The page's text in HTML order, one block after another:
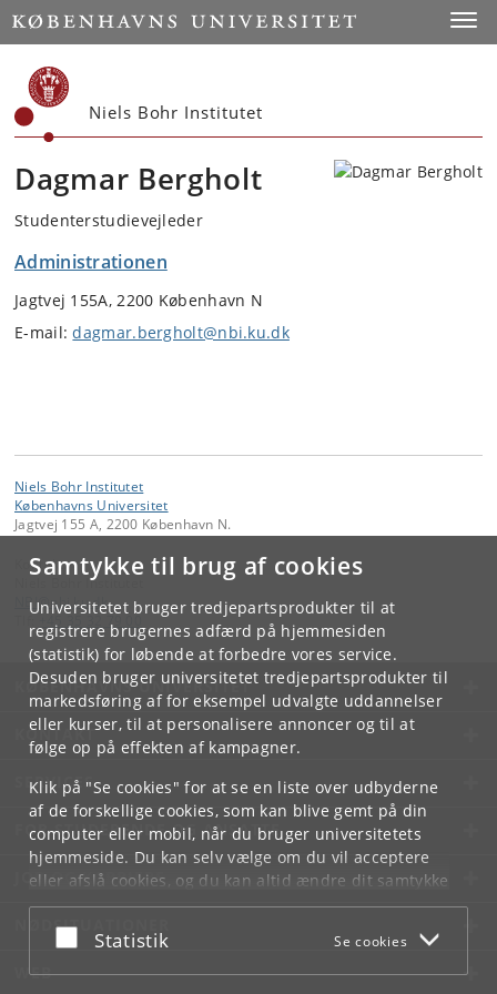
Samtykke til brug af cookies
Universitetet bruger tredjepartsprodukter til at
registrere brugernes adfærd på hjemmesiden
(statistik) for løbende at forbedre vores service.
Desuden bruger universitetet tredjepartsprodukter til
markedsføring af for eksempel udvalgte uddannelser
eller kurser, til at personalisere annoncer og til at
følge op på effekten af kampagner.
Klik på "Se cookies" for at se en liste over udbyderne
af de forskellige cookies, som kan blive gemt på din
computer eller mobil, når du bruger universitetets
hjemmeside. Du kan selv vælge om du vil acceptere
eller afslå cookies, og du kan altid ændre dit samtykke
underCookie- og privatlivspolitiksom du finder i
bunden af hver side.
Acceptér eller afslå
Statistik Se cookies
Start
Niels Bohr Institutet
Dagmar Bergholt
Studenterstudievejleder
Administrationen
Jagtvej 155A, 2200 København N
E-mail:dagmar.bergholt@nbi.ku.dk
Niels Bohr Institutet
Københavns Universitet
Jagtvej 155 A, 2200 København N.
Kontakt:
Niels Bohr Institutet
NBI@ nbi ku.dk
KØBENHAVNS UNIVERSITET
KONTAKT
SERVICES
FOR STUDERENDE OG ANSATTE
JOB OG KARRIERE
NØDSITUATIONER
WEB